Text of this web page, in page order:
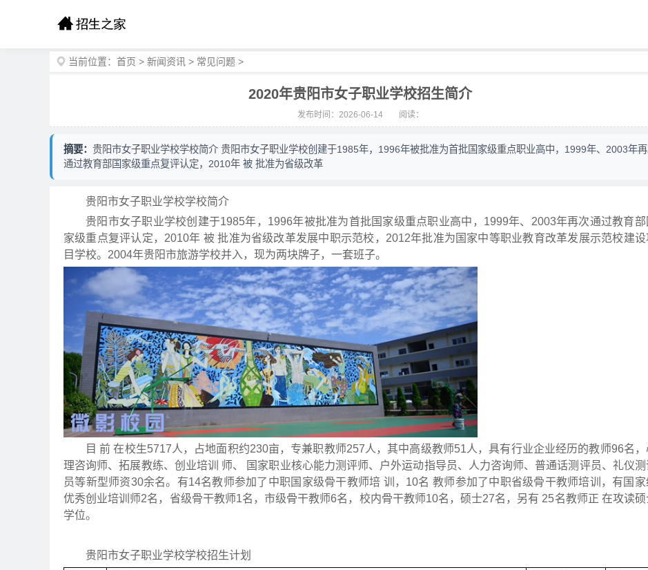
当前位置： 首页 > 新闻资讯 > 常见问题 >
2020年贵阳市女子职业学校招生简介
发布时间：2026-06-14 阅读：
摘要： 贵阳市女子职业学校学校简介 贵阳市女子职业学校创建于1985年，1996年被批准为首批国家级重点职业高中，1999年、2003年
通过教育部国家级重点复评认定，2010年 被 批准为省级改革
贵阳市女子职业学校学校简介
贵阳市女子职业学校创建于1985年，1996年被批准为首批国家级重点职业高中，1999年、2003年再次通过教育部
家级重点复评认定，2010年 被 批准为省级改革发展中职示范校，2012年批准为国家中等职业教育改革发展示范校建设
目学校。2004年贵阳市旅游学校并入，现为两块牌子，一套班子。
目 前 在校生5717人，占地面积约230亩，专兼职教师257人，其中高级教师51人，具有行业企业经历的教师96名，
理咨询师、拓展教练、创业培训 师、 国家职业核心能力测评师、户外运动指导员、人力咨询师、普通话测评员、礼仪测
员等新型师资30余名。有14名教师参加了中职国家级骨干教师培 训，10名 教师参加了中职省级骨干教师培训，有国家
优秀创业培训师2名，省级骨干教师1名，市级骨干教师6名，校内骨干教师10名，硕士27名，另有 25名教师正 在攻读硕
学位。
贵阳市女子职业学校学校招生计划